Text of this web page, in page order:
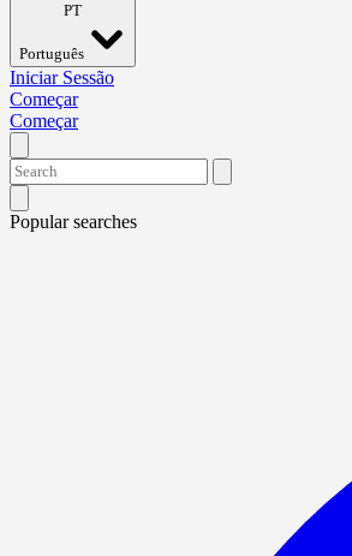
PT
Português
Iniciar Sessão
Começar
Começar
Popular searches